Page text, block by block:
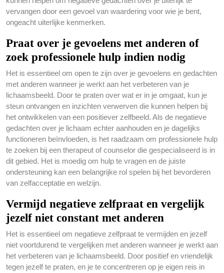
vervangen door een gevoel van waardering voor wie je bent,
ongeacht uiterlijke kenmerken.
Praat over je gevoelens met anderen of
zoek professionele hulp indien nodig
Het is essentieel om open te zijn over je gevoelens en gedachten
met anderen wanneer je werkt aan het verbeteren van je
lichaamsbeeld. Door te praten over wat er in je omgaat, kun je
steun ontvangen en inzichten verwerven die kunnen helpen bij
het ontwikkelen van een positiever zelfbeeld. Als de negatieve
gedachten over je lichaam echter aanhouden en je dagelijks
functioneren beïnvloeden, is het raadzaam om professionele hulp
te zoeken bij een therapeut of counselor die gespecialiseerd is in
dit gebied. Het is moedig om hulp te vragen en de juiste
ondersteuning kan een belangrijke rol spelen bij het bevorderen
van zelfacceptatie en welzijn.
Vermijd negatieve zelfpraat en vergelijk
jezelf niet constant met anderen
Het is essentieel om negatieve zelfpraat te vermijden en jezelf
niet voortdurend te vergelijken met anderen wanneer je werkt aan
het verbeteren van je lichaamsbeeld. Door positief en vriendelijk
tegen jezelf te praten, en je te concentreren op je eigen reis in